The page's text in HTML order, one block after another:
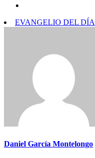
EVANGELIO DEL DÍA
Daniel García Montelongo